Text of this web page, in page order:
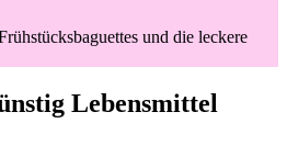
und die leckere
Lebensmittel